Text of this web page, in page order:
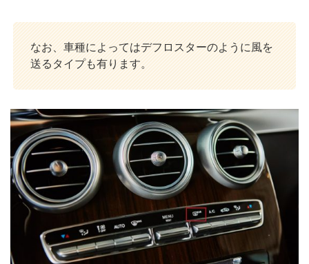
なお、車種によってはデフロスターのように風を
送るタイプも有ります。